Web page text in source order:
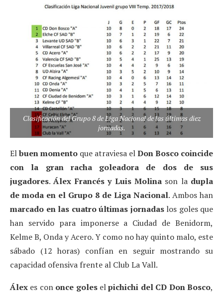
Clasificación del Grupo 8 de Liga Nacional de las últimas diez
jornadas.
Elbuen momento que atraviesa elDon Bosco coincide
con la gran racha goleadora de dos de sus
jugadores.Álex Francés y Luis Molina son ladupla
de moda en el Grupo 8 de Liga Nacional. Ambos han
marcado en las cuatro últimas jornadaslos goles que
han servido para imponerse a Ciudad de Benidorm,
Kelme B, Onda y Acero. Y como no hay quinto malo, este
sábado (12 horas) confían en seguir mostrando su
capacidad ofensiva frente al Club La Vall.
Álex es con once goleselpichichi del CD Don Bosco,